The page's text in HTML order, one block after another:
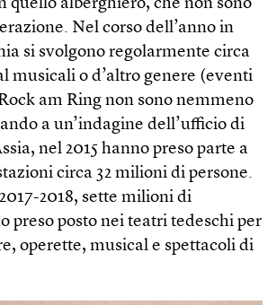
quello alberghiero, che non sono
Nel corso dell’anno in
si svolgono regolarmente circa
musicali o d’altro genere (eventi
am Ring non sono nemmeno
a un’indagine dell’ufficio di
nel 2015 hanno preso parte a
circa 32 milioni di persone.
2018, sette milioni di
preso posto nei teatri tedeschi per
operette, musical e spettacoli di